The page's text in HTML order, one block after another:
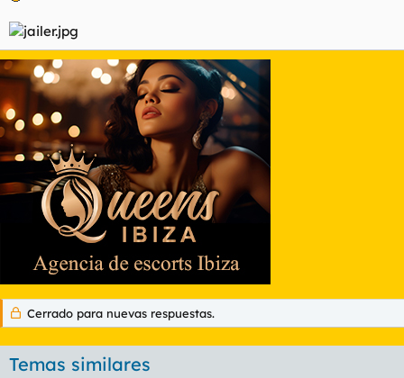
Cerrado para nuevas respuestas.
Temas similares